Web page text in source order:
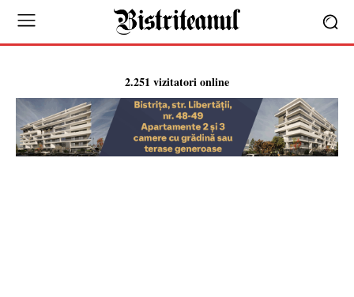
2.251 vizitatori online